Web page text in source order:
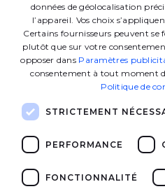
L'école
Nos programmes
Liens utiles
données de géolocalisation
l’appareil. Vos choix
Certains fournisseurs peuvent
plutôt que sur votre
opposer dans Paramètres
consentement à tout moment
Politique de
STRICTEMENT
PERFORMANCE
FONCTIONNALITÉ